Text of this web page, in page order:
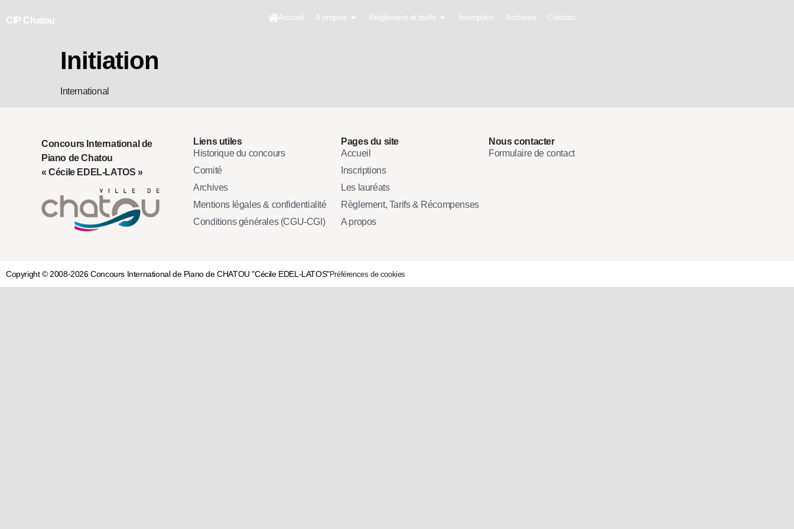
CIP Chatou Accueil A propos Réglement et tarifs Inscription Archives Contact
Initiation
International
Concours International de
Piano de Chatou
« Cécile EDEL-LATOS »
Liens utiles
Historique du concours
Comité
Archives
Mentions légales & confidentialité
Conditions générales (CGU-CGI)
Pages du site
Accueil
Inscriptions
Les lauréats
Règlement, Tarifs & Récompenses
A propos
Nous contacter
Formulaire de contact
Copyright © 2008-2026 Concours International de Piano de CHATOU "Cécile EDEL-LATOS"Préférences de cookies